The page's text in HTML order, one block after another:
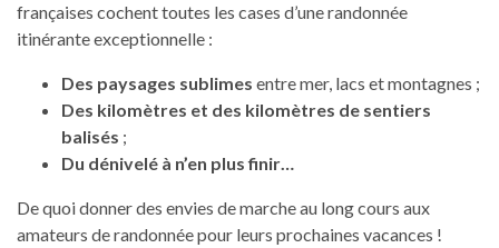
françaises cochent toutes les cases d’une randonnée
itinérante exceptionnelle :
Des paysages sublimes entre mer, lacs et montagnes ;
Des kilomètres et des kilomètres de sentiers
balisés ;
Du dénivelé à n’en plus finir…
De quoi donner des envies de marche au long cours aux
amateurs de randonnée pour leurs prochaines vacances !